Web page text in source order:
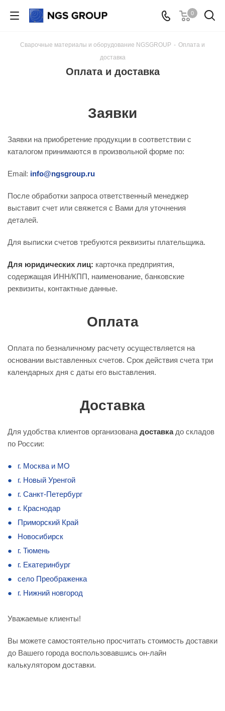
0
Сварочные материалы и оборудование NGSGROUP - Оплата и
доставка
Оплата и доставка
Заявки
Заявки на приобретение продукции в соответствии с
каталогом принимаются в произвольной форме по:
Email: info@ngsgroup.ru
После обработки запроса ответственный менеджер
выставит счет или свяжется с Вами для уточнения
деталей.
Для выписки счетов требуются реквизиты плательщика.
Для юридических лиц: карточка предприятия,
содержащая ИНН/КПП, наименование, банковские
реквизиты, контактные данные.
Оплата
Оплата по безналичному расчету осуществляется на
основании выставленных счетов. Срок действия счета три
календарных дня с даты его выставления.
Доставка
Для удобства клиентов организована доставкадо складов
по России:
г. Москва и МО
г. Новый Уренгой
г. Санкт-Петербург
г. Краснодар
Приморский Край
Новосибирск
г. Тюмень
г. Екатеринбург
село Преображенка
г. Нижний новгород
Уважаемые клиенты!
Вы можете самостоятельно просчитать стоимость доставки
до Вашего города воспользовавшись он-лайн
калькулятором доставки.